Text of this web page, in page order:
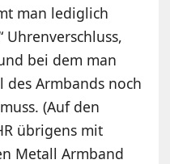
man lediglich
Uhrenverschluss,
bei dem man
des Armbands noch
(Auf den
übrigens mit
Metall Armband